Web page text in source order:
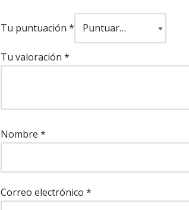
Tu puntuación *
Tu valoración *
Nombre *
Correo electrónico *